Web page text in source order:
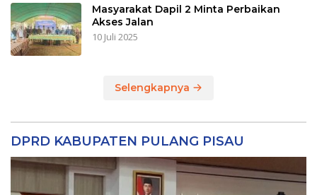
Masyarakat Dapil 2 Minta Perbaikan
Akses Jalan
10 Juli 2025
Selengkapnya
DPRD KABUPATEN PULANG PISAU